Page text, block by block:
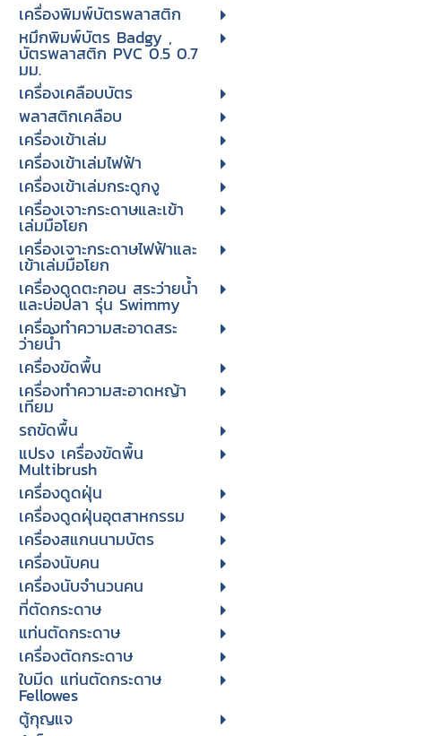
เครื่องพิมพ์บัตรพลาสติก
หมึกพิมพ์บัตร Badgy ,
บัตรพลาสติก PVC 0.5 0.7
มม.
เครื่องเคลือบบัตร
พลาสติกเคลือบ
เครื่องเข้าเล่ม
เครื่องเข้าเล่มไฟฟ้า
เครื่องเข้าเล่มกระดูกงู
เครื่องเจาะกระดาษและเข้า
เล่มมือโยก
เครื่องเจาะกระดาษไฟฟ้าและ
เข้าเล่มมือโยก
เครื่องดูดตะกอน สระว่ายน้ำ
และบ่อปลา รุ่น Swimmy
เครื่องทำความสะอาดสระ
ว่ายน้ำ
เครื่องขัดพื้น
เครื่องทำความสะอาดหญ้า
เทียม
รถขัดพื้น
แปรง เครื่องขัดพื้น
Multibrush
เครื่องดูดฝุ่น
เครื่องดูดฝุ่นอุตสาหกรรม
เครื่องสแกนนามบัตร
เครื่องนับคน
เครื่องนับจํานวนคน
ที่ตัดกระดาษ
แท่นตัดกระดาษ
เครื่องตัดกระดาษ
ใบมีด แท่นตัดกระดาษ
Fellowes
ตู้กุญแจ